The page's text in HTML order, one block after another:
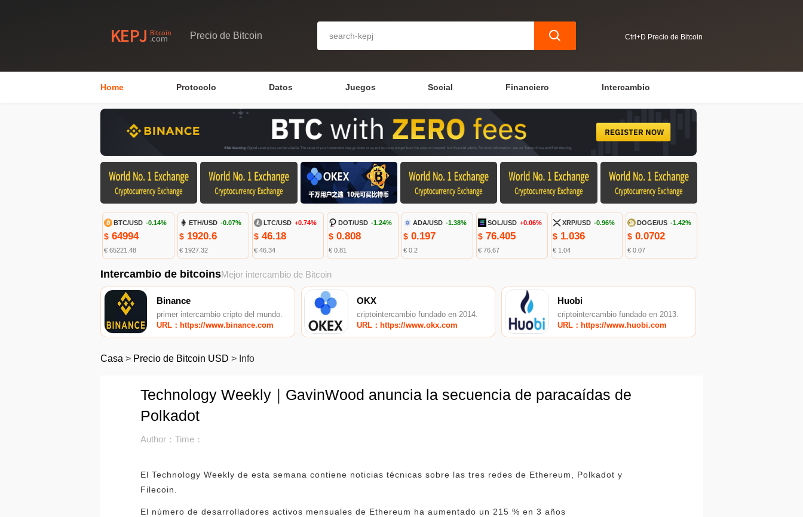
Precio de Bitcoin Ctrl+D Precio de Bitcoin
Home Protocolo Datos Juegos Social Financiero Intercambio
BTC/USD -0.14%
$ 64994
€ 65221.48
ETH/USD -0.07%
$1920.6
€ 1927.32
LTC/USD +0.74%
$46.18
€ 46.34
DOT/USD -1.24%
$0.808
€ 0.81
ADA/USD -1.38%
$0.197
€ 0.2
SOL/USD +0.06%
$ 76.405
€ 76.67
XRP/USD -0.96%
$ 1.036
€ 1.04
DOGE/US -1.42%
$ 0.0702
€ 0.07
Intercambio de bitcoinsMejor intercambio de Bitcoin
Binance
primer intercambio cripto del mundo.
URL：https://www.binance.com
OKX
criptointercambio fundado en 2014.
URL：https://www.okx.com
Huobi
criptointercambio fundado en 2013.
URL：https://www.huobi.com
Casa > Precio de Bitcoin USD > Info
Technology Weekly｜GavinWood anuncia la secuencia de paracaídas de
Polkadot
Author：Time：
El Technology Weekly de esta semana contiene noticias técnicas sobre las tres redes de Ethereum, Polkadot y
Filecoin.
El número de desarrolladores activos mensuales de Ethereum ha aumentado un 215 % en 3 años